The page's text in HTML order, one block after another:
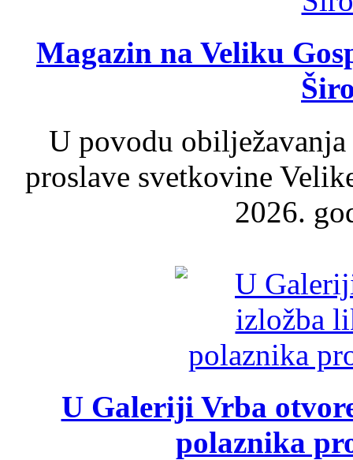
Magazin na Veliku
U povodu
proslave svetkovine
2026.
U Galeriji Vrba
polaznika